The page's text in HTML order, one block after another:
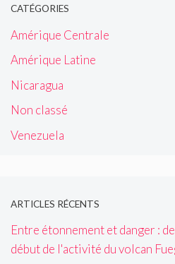
CATÉGORIES
Amérique Centrale
Amérique Latine
Nicaragua
Non classé
Venezuela
ARTICLES RÉCENTS
Entre étonnement et danger :
début de l'activité du volcan